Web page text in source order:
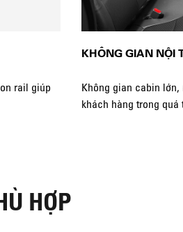
rail giúp
KHÔNG GIAN NỘI
Không gian cabin
khách hàng trong
HỢP